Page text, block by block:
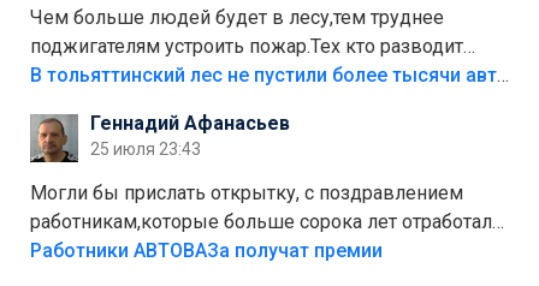
Чем больше людей будет в лесу,тем труднее
поджигателям устроить пожар.Тех кто разводит
костры,тех надо безбожно штрафовать.Камер полно
Штрафы мизерные.
В тольяттинский лес не пустили более тысячи автомобилей
Геннадий Афанасьев
25 июля 23:43
Могли бы прислать открытку, с поздравлением
работникам,которые больше сорока лет отработали
на предприятии.
Работники АВТОВАЗа получат премии